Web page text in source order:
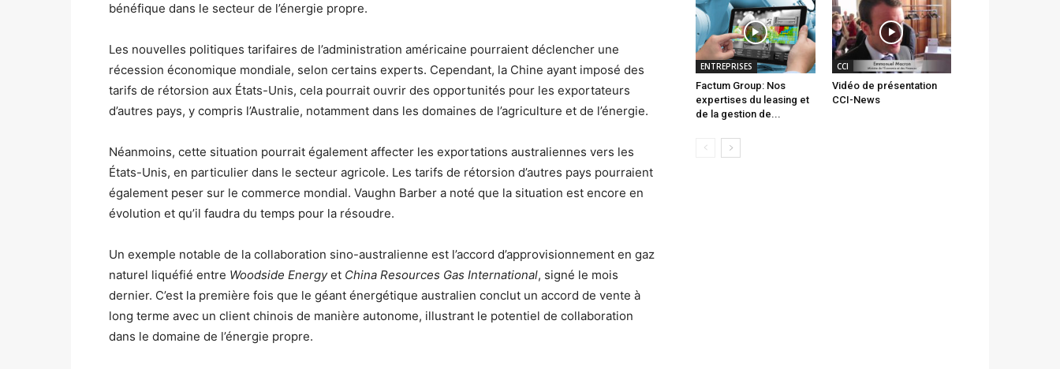
bénéfique dans le secteur de l’énergie propre.
Les nouvelles politiques tarifaires de l’administration américaine pourraient déclencher une
récession économique mondiale, selon certains experts. Cependant, la Chine ayant imposé des
tarifs de rétorsion aux États-Unis, cela pourrait ouvrir des opportunités pour les exportateurs
d’autres pays, y compris l’Australie, notamment dans les domaines de l’agriculture et de l’énergie.
Néanmoins, cette situation pourrait également affecter les exportations australiennes vers les
États-Unis, en particulier dans le secteur agricole. Les tarifs de rétorsion d’autres pays pourraient
également peser sur le commerce mondial. Vaughn Barber a noté que la situation est encore en
évolution et qu’il faudra du temps pour la résoudre.
Un exemple notable de la collaboration sino-australienne est l’accord d’approvisionnement en gaz
naturel liquéfié entre Woodside Energyet China Resources Gas International, signé le mois
dernier. C’est la première fois que le géant énergétique australien conclut un accord de vente à
long terme avec un client chinois de manière autonome, illustrant le potentiel de collaboration
dans le domaine de l’énergie propre.
ENTREPRISES
Factum Group: Nos
expertises du leasing et
de la gestion de...
CCI
Vidéo de présentation
CCI-News